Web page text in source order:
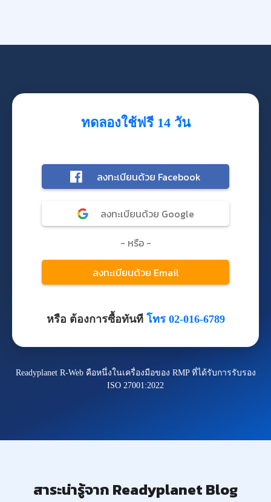
ทดลองใช้ฟรี 14 วัน
หรือ ต้องการซื้อทันที โทร 02-016-6789
Readyplanet R-Web คือหนึ่งในเครื่องมือของ RMP ที่ได้รับการรับรอง
ISO 27001:2022
สาระน่ารู้จาก Readyplanet Blog